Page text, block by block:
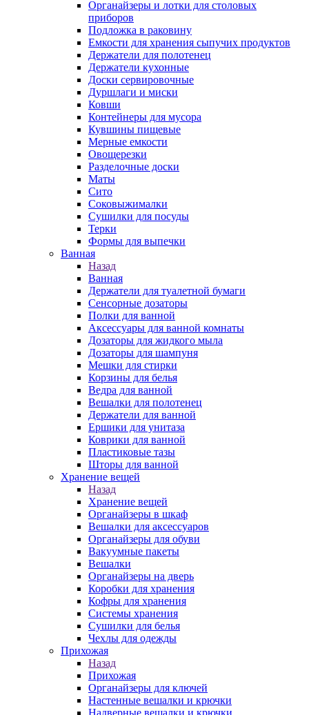
Органайзеры и лотки для столовых
приборов
Подложка в раковину
Емкости для хранения сыпучих продуктов
Держатели для полотенец
Держатели кухонные
Доски сервировочные
Дуршлаги и миски
Ковши
Контейнеры для мусора
Кувшины пищевые
Мерные емкости
Овощерезки
Разделочные доски
Маты
Сито
Соковыжималки
Сушилки для посуды
Терки
Формы для выпечки
Ванная
Назад
Ванная
Держатели для туалетной бумаги
Сенсорные дозаторы
Полки для ванной
Аксессуары для ванной комнаты
Дозаторы для жидкого мыла
Дозаторы для шампуня
Мешки для стирки
Корзины для белья
Ведра для ванной
Вешалки для полотенец
Держатели для ванной
Ершики для унитаза
Коврики для ванной
Пластиковые тазы
Шторы для ванной
Хранение вещей
Назад
Хранение вещей
Органайзеры в шкаф
Вешалки для аксессуаров
Органайзеры для обуви
Вакуумные пакеты
Вешалки
Органайзеры на дверь
Коробки для хранения
Кофры для хранения
Системы хранения
Сушилки для белья
Чехлы для одежды
Прихожая
Назад
Прихожая
Органайзеры для ключей
Настенные вешалки и крючки